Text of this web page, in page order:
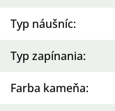
Typ náušníc:
Typ zapínania:
Farba kameňa: